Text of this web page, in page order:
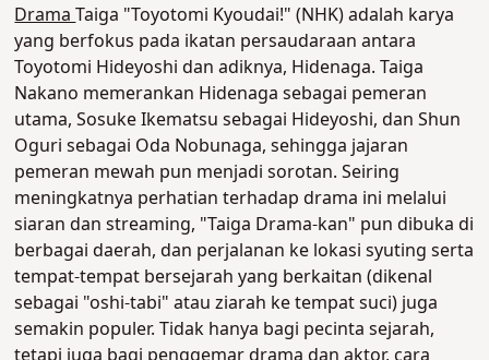
DramaTaiga "Toyotomi Kyoudai!" (NHK) adalah karya
yang berfokus pada ikatan persaudaraan antara
Toyotomi Hideyoshi dan adiknya, Hidenaga. Taiga
Nakano memerankan Hidenaga sebagai pemeran
utama, Sosuke Ikematsu sebagai Hideyoshi, dan Shun
Oguri sebagai Oda Nobunaga, sehingga jajaran
pemeran mewah pun menjadi sorotan. Seiring
meningkatnya perhatian terhadap drama ini melalui
siaran dan streaming, "Taiga Drama-kan" pun dibuka di
berbagai daerah, dan perjalanan ke lokasi syuting serta
tempat-tempat bersejarah yang berkaitan (dikenal
sebagai "oshi-tabi" atau ziarah ke tempat suci) juga
semakin populer. Tidak hanya bagi pecinta sejarah,